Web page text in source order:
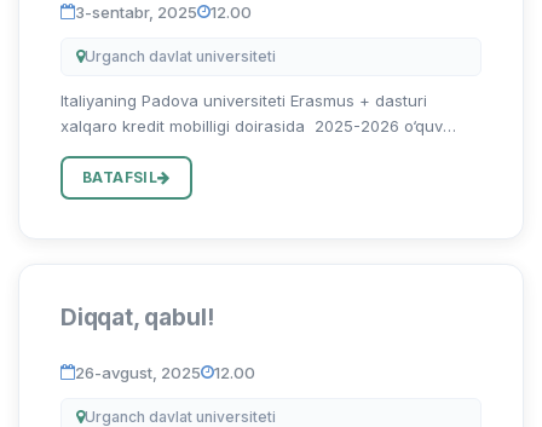
3-sentabr, 2025 12.00
Urganch davlat universiteti
Italiyaning Padova universiteti Erasmus + dasturi
xalqaro kredit mobilligi doirasida 2025-2026 o‘quv
tadqiqotchilar (PhD va DSc) uchun quyidagi
mutaxassisliklar bo'y...
BATAFSIL
Diqqat, qabul!
26-avgust, 2025 12.00
Urganch davlat universiteti